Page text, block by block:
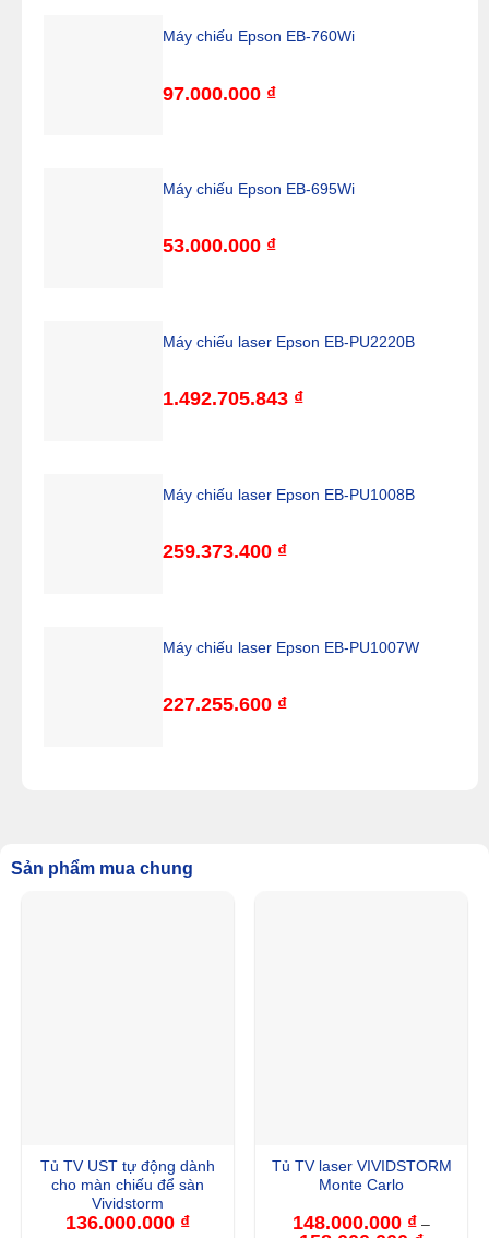
Máy chiếu Epson EB-760Wi
97.000.000 ₫
Máy chiếu Epson EB-695Wi
53.000.000 ₫
Máy chiếu laser Epson EB-PU2220B
1.492.705.843 ₫
Máy chiếu laser Epson EB-PU1008B
259.373.400 ₫
Máy chiếu laser Epson EB-PU1007W
227.255.600 ₫
Sản phẩm mua chung
Tủ TV UST tự động dành
cho màn chiếu để sàn
Vividstorm
136.000.000 ₫
Tủ TV laser VIVIDSTORM
Monte Carlo
148.000.000 ₫ –